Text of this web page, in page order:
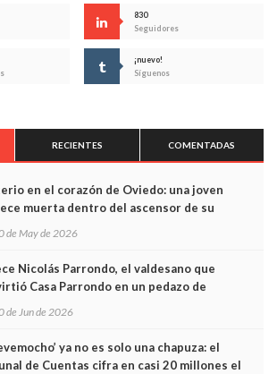
830
Seguidores
¡nuevo!
Síguenos
RECIENTES COMENTADAS
en el corazón de Oviedo: una joven
muerta dentro del ascensor de su
y las cámaras captan sus últimos minutos
de May de 2026
Nicolás Parrondo, el valdesano que
Casa Parrondo en un pedazo de
en Madrid
de Jun de 2026
ya no es solo una chapuza: el
de Cuentas cifra en casi 20 millones el